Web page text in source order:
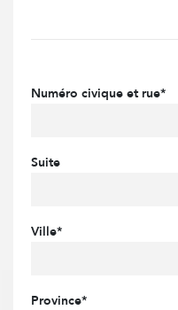
Numéro civique et rue*
Suite
Ville*
Province*